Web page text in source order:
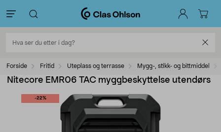
Forside Fritid Uteplass og terrasse Mygg-, stikk- og bittmiddel
Nitecore EMR06 TAC myggbeskyttelse utendørs
-22%